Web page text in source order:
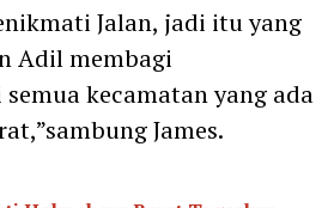
Jalan, jadi itu yang
Adil membagi
kecamatan yang ada
James.